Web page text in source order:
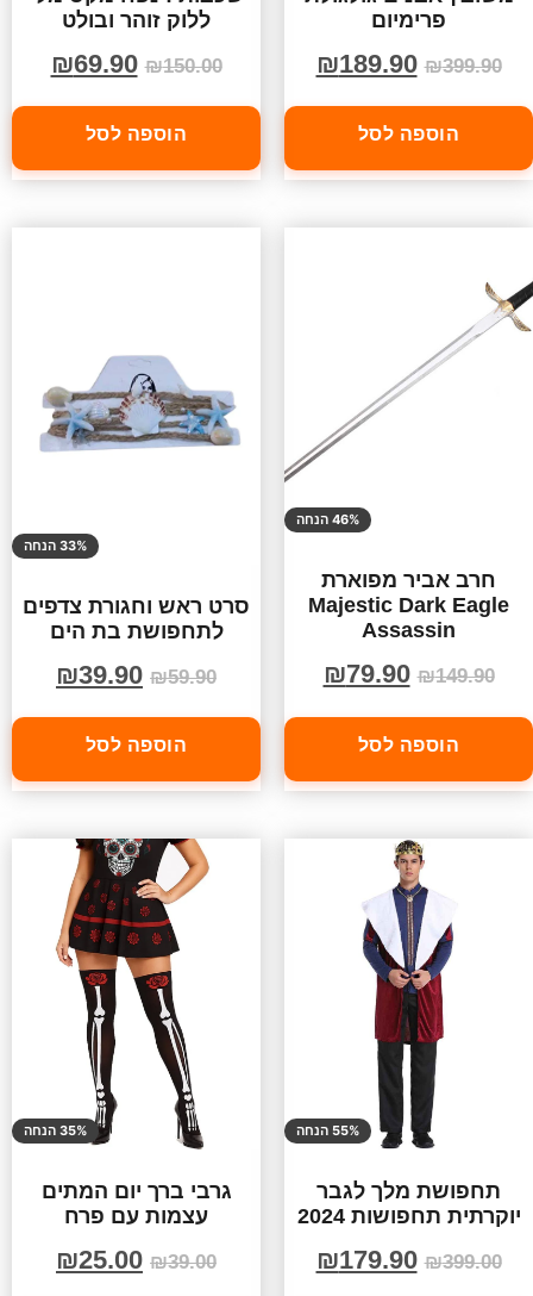
פרימיום
₪399.90
₪189.90
הוספה לסל
ללוק זוהר ובולט
₪150.00
₪69.90
הוספה לסל
46% הנחה
חרב אביר מפוארת
Majestic Dark Eagle
Assassin
₪149.90
₪79.90
הוספה לסל
33% הנחה
סרט ראש וחגורת צדפים
לתחפושת בת הים
₪59.90
₪39.90
הוספה לסל
55% הנחה
תחפושת מלך לגבר
יוקרתית תחפושות 2024
₪399.00
₪179.90
35% הנחה
גרבי ברך יום המתים
עצמות עם פרח
₪39.00
₪25.00